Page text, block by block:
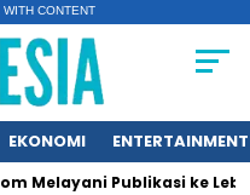
CONTENT
EKONOMI ENTERTAINMENT
Publikasi ke Lebih dari